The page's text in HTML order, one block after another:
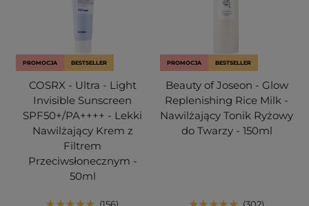
PROMOCJA BESTSELLER
COSRX - Ultra - Light
Invisible Sunscreen
SPF50+/PA++++ - Lekki
Nawilżający Krem z
Filtrem
Przeciwsłonecznym -
50ml
PROMOCJA BESTSELLER
Beauty of Joseon - Glow
Replenishing Rice Milk -
Nawilżający Tonik Ryżowy
do Twarzy - 150ml